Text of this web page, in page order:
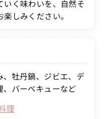
く味わいを、自然そ
しみください。
牡丹鍋、ジビエ、デ
、バーベキューなど
理